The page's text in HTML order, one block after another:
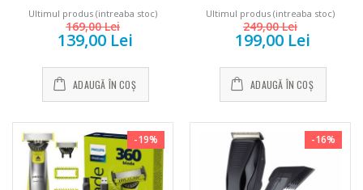
Ultimul produs (intreaba stoc)
169,00 Lei
139,00 Lei
ADAUGĂ ÎN COȘ
Ultimul produs (intreaba stoc)
249,00 Lei
199,00 Lei
ADAUGĂ ÎN COȘ
-19% -16%